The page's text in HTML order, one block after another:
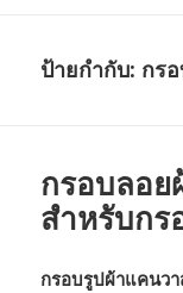
ป้ายกำกับ: กร
กรอบลอย
สำหรับกร
กรอบรูปผ้าแคนว